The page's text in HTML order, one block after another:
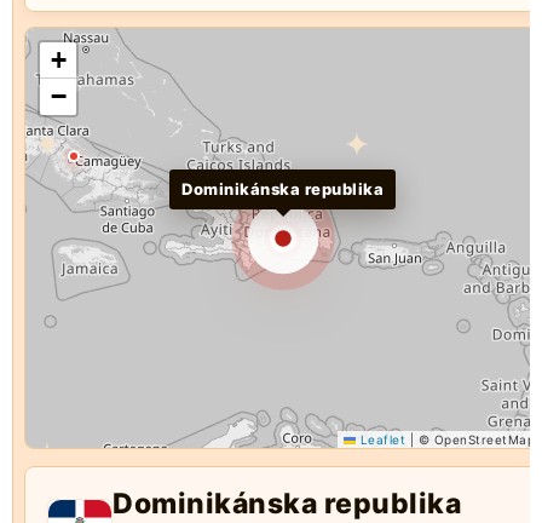
Dominikánska republika
+
−
Leaflet © OpenStreetMap
Dominikánska republika